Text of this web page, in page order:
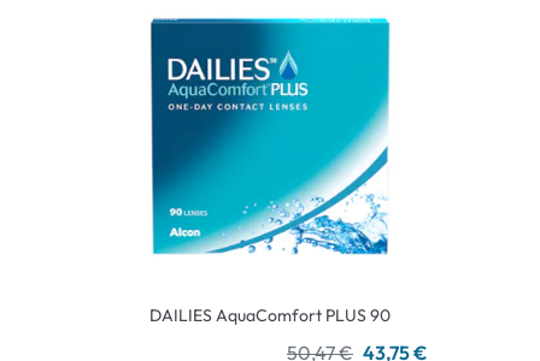
DAILIES AquaComfort PLUS 90
50,47 € 43,75 €